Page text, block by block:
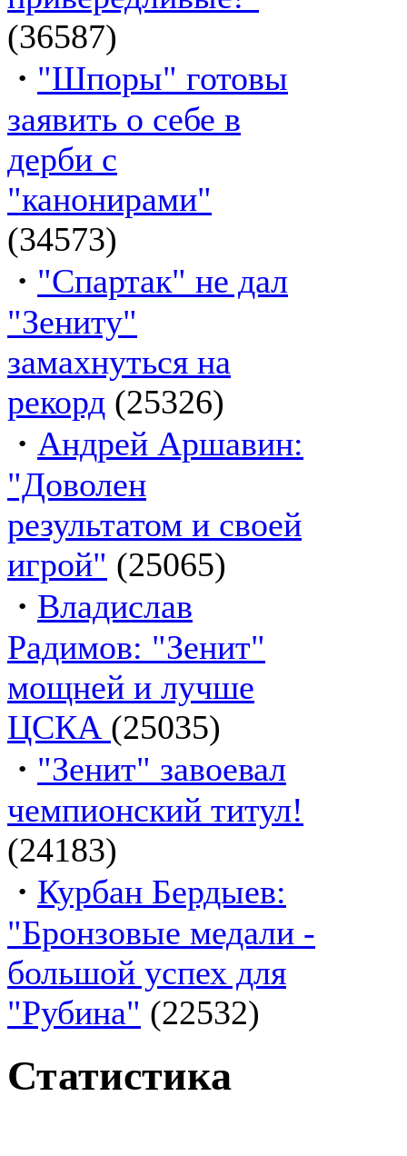
(36587)
· "Шпоры" готовы
заявить о себе в
дерби с
"канонирами"
(34573)
· "Спартак" не дал
"Зениту"
замахнуться на
рекорд (25326)
· Андрей Аршавин:
"Доволен
результатом и своей
игрой" (25065)
· Владислав
Радимов: "Зенит"
мощней и лучше
ЦСКА (25035)
· "Зенит" завоевал
чемпионский титул!
(24183)
· Курбан Бердыев:
"Бронзовые медали -
большой успех для
"Рубина" (22532)
Статистика